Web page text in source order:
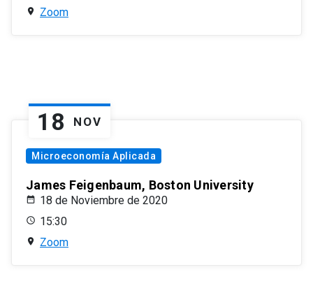
Zoom
18 NOV
Microeconomía Aplicada
James Feigenbaum, Boston University
18 de Noviembre de 2020
15:30
Zoom